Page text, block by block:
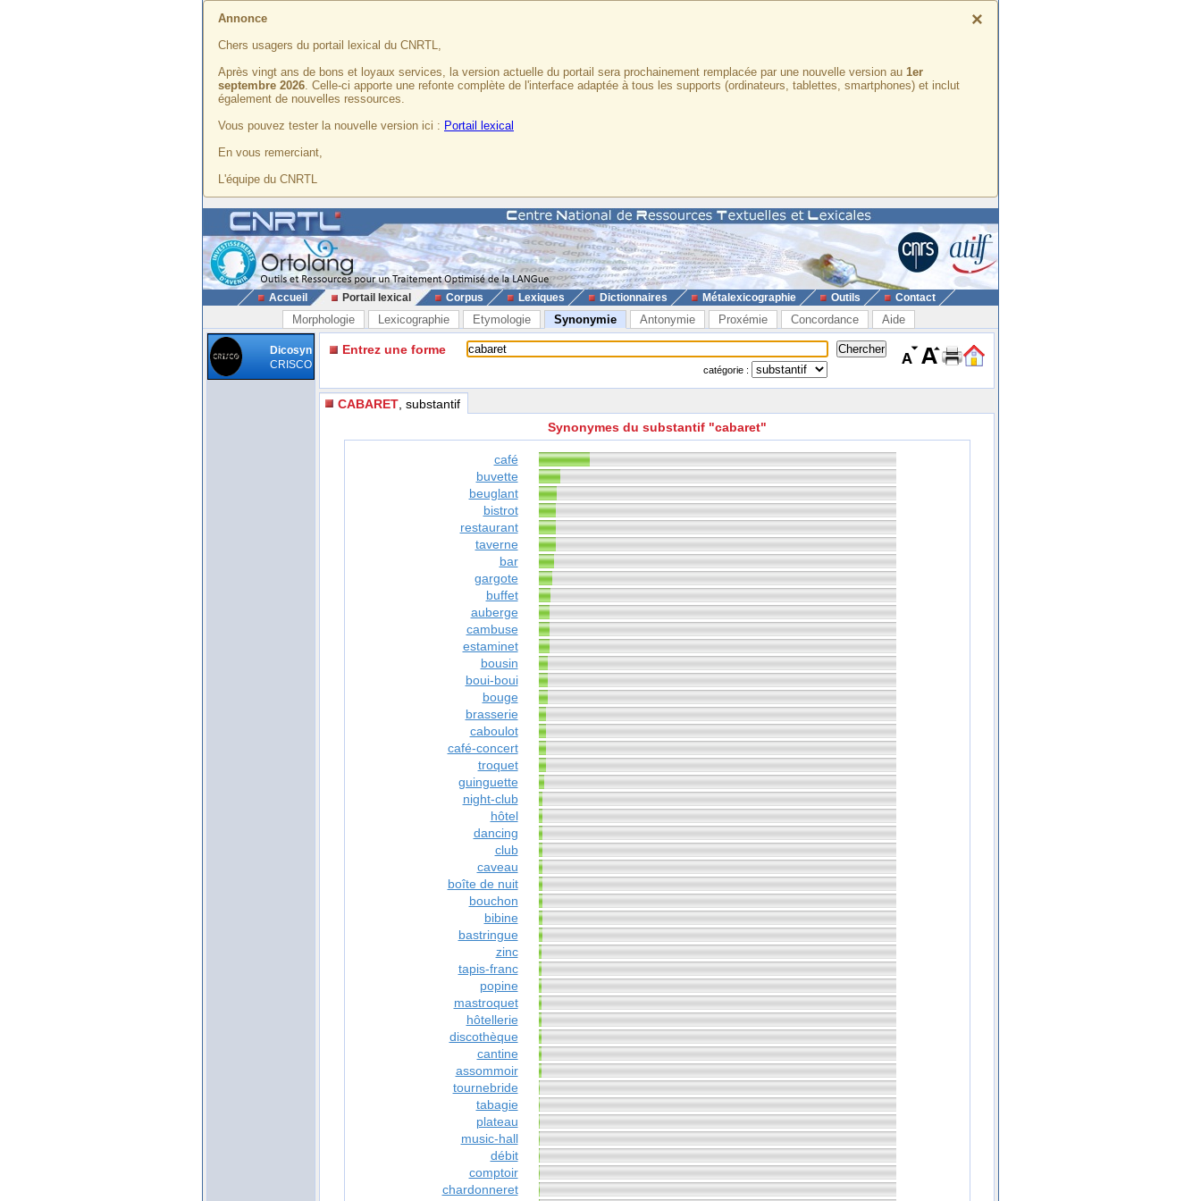
×
Annonce
Chers usagers du portail lexical du CNRTL,
Après vingt ans de bons et loyaux services, la version actuelle du portail sera prochainement remplacée par une nouvelle version au 1er
septembre 2026. Celle-ci apporte une refonte complète de l'interface adaptée à tous les supports (ordinateurs, tablettes, smartphones) et inclut
également de nouvelles ressources.
Vous pouvez tester la nouvelle version ici : Portail lexical
En vous remerciant,
L'équipe du CNRTL
Accueil Portail lexical Corpus Lexiques Dictionnaires Métalexicographie Outils Contact
Morphologie Lexicographie Etymologie Synonymie Antonymie Proxémie Concordance Aide
Dicosyn
CRISCO
Entrez une forme
catégorie :
CABARET , substantif
Synonymes du substantif "cabaret"
café
buvette
beuglant
bistrot
restaurant
taverne
bar
gargote
buffet
auberge
cambuse
estaminet
bousin
boui-boui
bouge
brasserie
caboulot
café-concert
troquet
guinguette
night-club
hôtel
dancing
club
caveau
boîte de nuit
bouchon
bibine
bastringue
zinc
tapis-franc
popine
mastroquet
hôtellerie
discothèque
cantine
assommoir
tournebride
tabagie
plateau
music-hall
débit
comptoir
chardonneret